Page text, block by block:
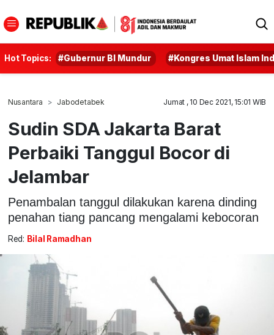
Hot Topics: #Gubernur BI Mundur #Kongres Umat Islam
Nusantara Jabodetabek Jumat , 10 Dec 2021, 15:01 WIB
Sudin SDA Jakarta Barat
Perbaiki Tanggul Bocor di
Jelambar
Penambalan tanggul dilakukan karena dinding
penahan tiang pancang mengalami kebocoran
Red: Bilal Ramadhan